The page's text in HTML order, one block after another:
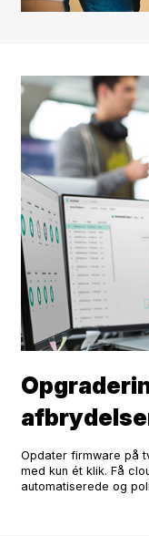
Opdater firmware på
med kun ét klik. Få
automatiserede og